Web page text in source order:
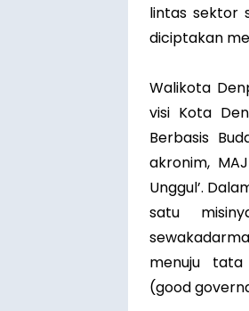
lintas sektor
diciptakan
Walikota
visi Kota
Berbasis
akronim,
Unggul’.
satu
menuju
(good